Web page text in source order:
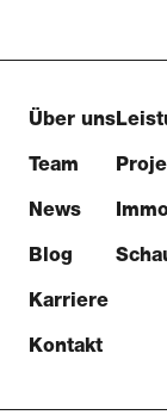
Über uns
Team
News
Blog
Karriere
Kontakt